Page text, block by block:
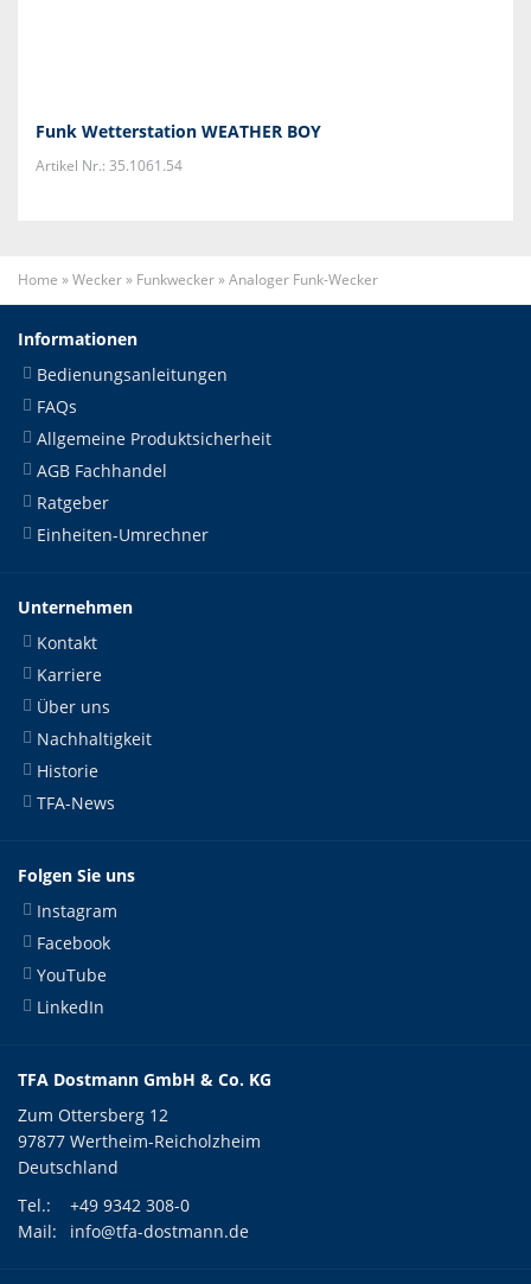
Funk Wetterstation WEATHER BOY
Artikel Nr.: 35.1061.54
Home »Wecker» Funkwecker»Analoger Funk-Wecker
Informationen
Bedienungsanleitungen
FAQs
Allgemeine Produktsicherheit
AGB Fachhandel
Ratgeber
Einheiten-Umrechner
Unternehmen
Kontakt
Karriere
Über uns
Nachhaltigkeit
Historie
TFA-News
Folgen Sie uns
Instagram
Facebook
YouTube
LinkedIn
TFA Dostmann GmbH & Co. KG
Zum Ottersberg 12
97877 Wertheim-Reicholzheim
Deutschland
Tel.:
+49 9342 308-0
Mail:
info@tfa-dostmann.de